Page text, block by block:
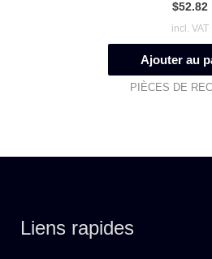
$52.82
incl. VAT
Ajouter au
PIÈCES DE
Liens rapides